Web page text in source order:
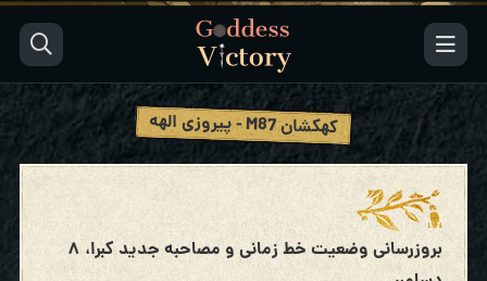
کهکشان M87 - پیروزی الهه
بروزرسانی وضعیت خط زمانی و مصاحبه جدید کبرا، ۸